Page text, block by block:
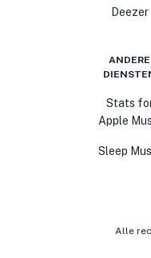
Deezer
ANDERE
Stats
Apple
Sleep
Alle